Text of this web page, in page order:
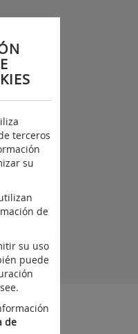
terceros
su
de
su uso
puede
de